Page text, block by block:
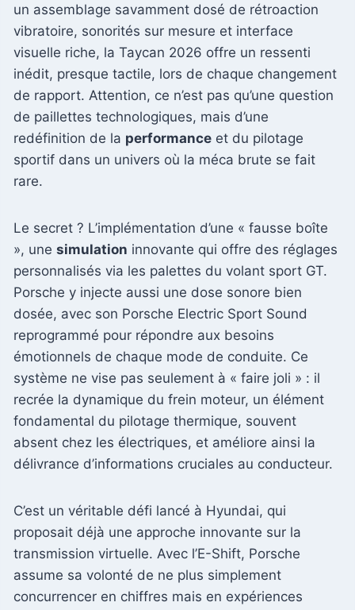
un assemblage savamment dosé de rétroaction
vibratoire, sonorités sur mesure et interface
visuelle riche, la Taycan 2026 offre un ressenti
inédit, presque tactile, lors de chaque changement
de rapport. Attention, ce n’est pas qu’une question
de paillettes technologiques, mais d’une
redéfinition de la performance et du pilotage
sportif dans un univers où la méca brute se fait
rare.
Le secret ? L’implémentation d’une « fausse boîte
», une simulation innovante qui offre des réglages
personnalisés via les palettes du volant sport GT.
Porsche y injecte aussi une dose sonore bien
dosée, avec son Porsche Electric Sport Sound
reprogrammé pour répondre aux besoins
émotionnels de chaque mode de conduite. Ce
système ne vise pas seulement à « faire joli » : il
recrée la dynamique du frein moteur, un élément
fondamental du pilotage thermique, souvent
absent chez les électriques, et améliore ainsi la
délivrance d’informations cruciales au conducteur.
C’est un véritable défi lancé à Hyundai, qui
proposait déjà une approche innovante sur la
transmission virtuelle. Avec l’E-Shift, Porsche
assume sa volonté de ne plus simplement
concurrencer en chiffres mais en expériences